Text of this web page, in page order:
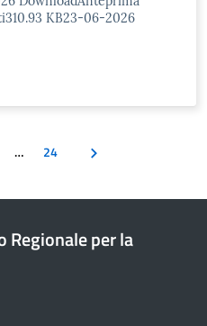
KB23-06-2026
… 24
Regionale per la